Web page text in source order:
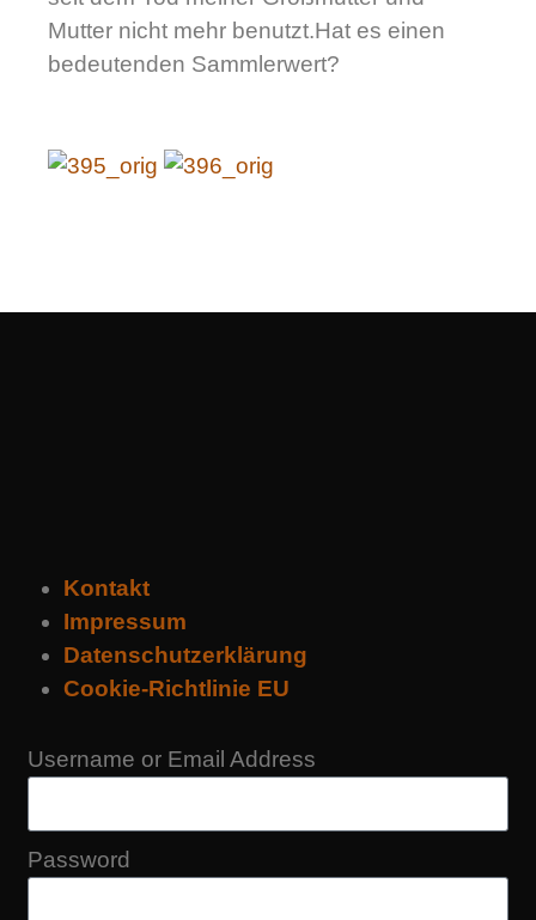
Mutter nicht mehr benutzt.Hat es einen
bedeutenden Sammlerwert?
Kontakt
Impressum
Datenschutzerklärung
Cookie-Richtlinie EU
Username or Email Address
Password